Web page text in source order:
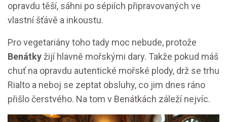
opravdu těší, sáhni po sépiích připravovaných ve
vlastní šťávě a inkoustu.
Pro vegetariány toho tady moc nebude, protože
Benátky žijí hlavně mořskými dary. Takže pokud máš
chuť na opravdu autentické mořské plody, drž se trhu
Rialto a neboj se zeptat obsluhy, co jim dnes ráno
přišlo čerstvého. Na tom v Benátkách záleží nejvíc.